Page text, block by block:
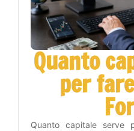
Quanto
per
Quanto capitale serve